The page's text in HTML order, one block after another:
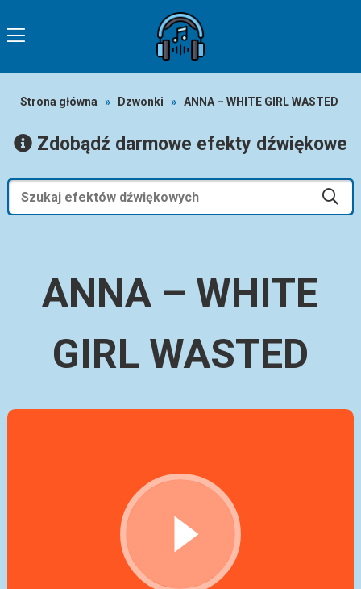
Strona główna » Dzwonki » ANNA – WHITE GIRL WASTED
Zdobądź darmowe efekty dźwiękowe
ANNA – WHITE
GIRL WASTED